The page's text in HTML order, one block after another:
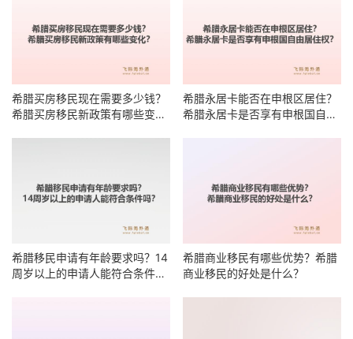
希腊买房移民现在需要多少钱？
希腊买房移民新政策有哪些变
希腊永居卡能否在申根区居住？
希腊永居卡是否享有申根国自由
希腊移民申请有年龄要求吗？14
周岁以上的申请人能符合条件
希腊商业移民有哪些优势？希腊
商业移民的好处是什么？